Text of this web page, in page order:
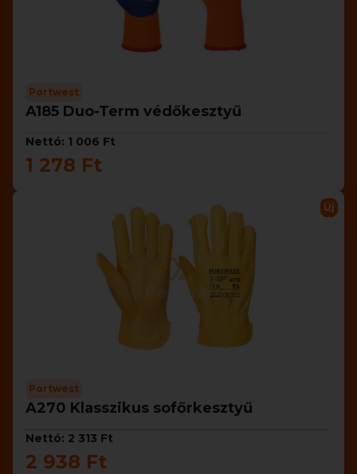
Portwest
A185 Duo-Term védőkesztyű
Nettó: 1 006 Ft
1 278 Ft
Új
Portwest
A270 Klasszikus sofőrkesztyű
Nettó: 2 313 Ft
2 938 Ft